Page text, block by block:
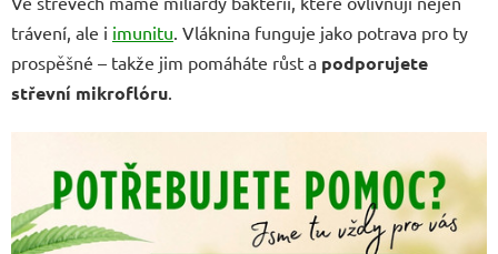
trávení, ale i imunitu. Vláknina funguje jako potrava pro ty
prospěšné – takže jim pomáháte růst a podporujete
střevní mikroflóru.